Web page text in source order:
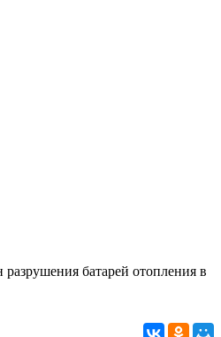
батарей отопления в